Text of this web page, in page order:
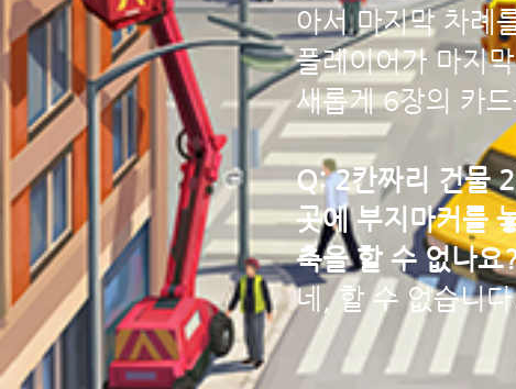
아서 마지막 차례
플레이어가 마지
새롭게 6장의 카
Q: 2칸짜리 건물
곳에 부지마커를
축을 할 수 없나요
네, 할 수 없습니